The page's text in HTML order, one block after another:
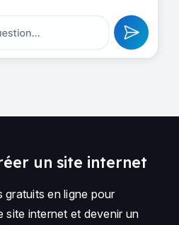
un site internet
en ligne pour
site internet et devenir un